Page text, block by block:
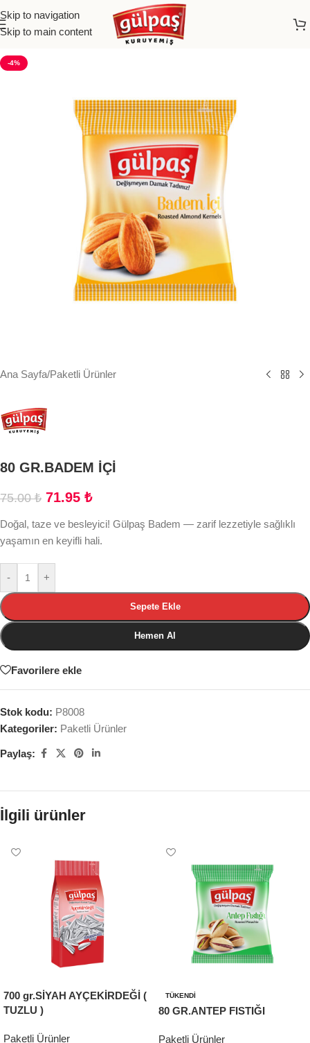
Skip to navigation
Skip to main content
-4%
Ana Sayfa/Paketli Ürünler
80 GR.BADEM İÇİ
75.00₺ 71.95 ₺
Doğal, taze ve besleyici! Gülpaş Badem — zarif lezzetiyle sağlıklı
yaşamın en keyifli hali.
- +
Sepete Ekle
Hemen Al
Favorilere ekle
Stok kodu: P8008
Kategoriler: Paketli Ürünler
Paylaş:
İlgili ürünler
700 gr.SİYAH AYÇEKİRDEĞİ (
TUZLU )
Paketli Ürünler
TÜKENDI
80 GR.ANTEP FISTIĞI
Paketli Ürünler